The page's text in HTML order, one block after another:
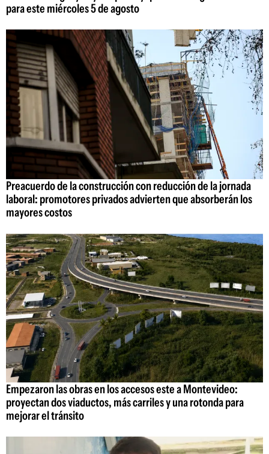
para este miércoles 5 de agosto
Preacuerdo de la construcción con reducción de la jornada
laboral: promotores privados advierten que absorberán los
mayores costos
Empezaron las obras en los accesos este a Montevideo:
proyectan dos viaductos, más carriles y una rotonda para
mejorar el tránsito